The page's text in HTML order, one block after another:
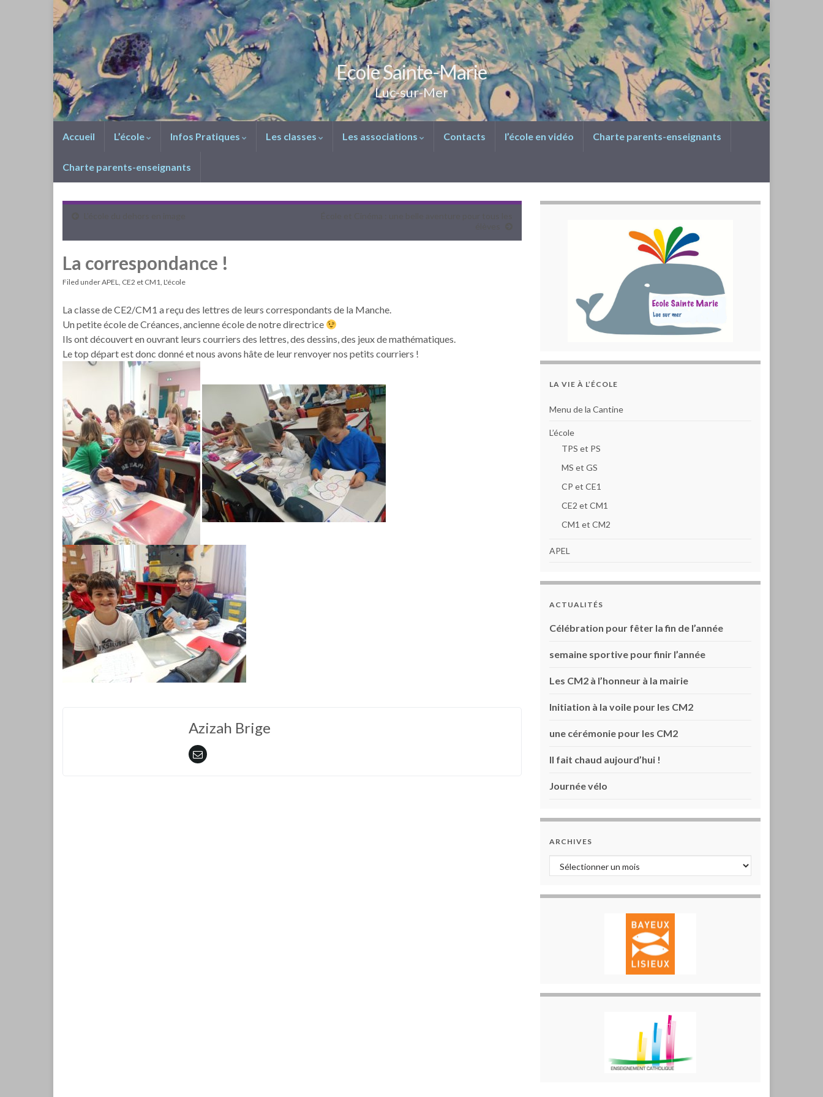
Ecole Sainte-Marie
Luc-sur-Mer
Accueil L’école Infos Pratiques Les classes Les associations Contacts l’école en vidéo Charte parents-enseignants
Charte parents-enseignants
La correspondance !
Filed underAPEL, CE2 et CM1, L'école
La classe de CE2/CM1 a reçu des lettres de leurs correspondants de la Manche.
Un petite école de Créances, ancienne école de notre directrice
Ils ont découvert en ouvrant leurs courriers des lettres, des dessins, des jeux de mathématiques.
Le top départ est donc donné et nous avons hâte de leur renvoyer nos petits courriers !
Azizah Brige
LA VIE À L’ÉCOLE
Menu de la Cantine
L’école
TPS et PS
MS et GS
CP et CE1
CE2 et CM1
CM1 et CM2
APEL
ACTUALITÉS
Célébration pour fêter la fin de l’année
semaine sportive pour finir l’année
Les CM2 à l’honneur à la mairie
Initiation à la voile pour les CM2
une cérémonie pour les CM2
Il fait chaud aujourd’hui !
Journée vélo
ARCHIVES
Archives